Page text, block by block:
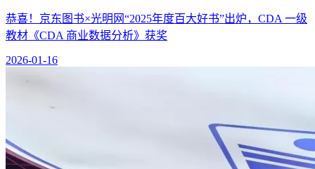
恭喜！京东图书×光明网“2025年度百大好书”出炉，CDA 一级
教材《CDA 商业数据分析》获奖
2026-01-16